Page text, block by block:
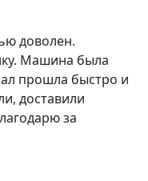
доволен.
Машина была
прошла быстро и
доставили
за